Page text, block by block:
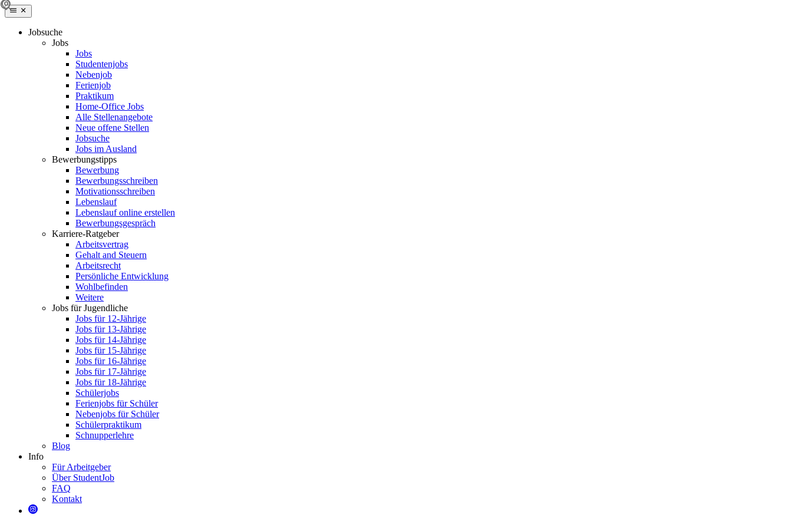
Jobsuche
Jobs
Jobs
Studentenjobs
Nebenjob
Ferienjob
Praktikum
Home-Office Jobs
Alle Stellenangebote
Neue offene Stellen
Jobsuche
Jobs im Ausland
Bewerbungstipps
Bewerbung
Bewerbungsschreiben
Motivationsschreiben
Lebenslauf
Lebenslauf online erstellen
Bewerbungsgespräch
Karriere-Ratgeber
Arbeitsvertrag
Gehalt and Steuern
Arbeitsrecht
Persönliche Entwicklung
Wohlbefinden
Weitere
Jobs für Jugendliche
Jobs für 12-Jährige
Jobs für 13-Jährige
Jobs für 14-Jährige
Jobs für 15-Jährige
Jobs für 16-Jährige
Jobs für 17-Jährige
Jobs für 18-Jährige
Schülerjobs
Ferienjobs für Schüler
Nebenjobs für Schüler
Schülerpraktikum
Schnupperlehre
Blog
Info
Für Arbeitgeber
Über StudentJob
FAQ
Kontakt